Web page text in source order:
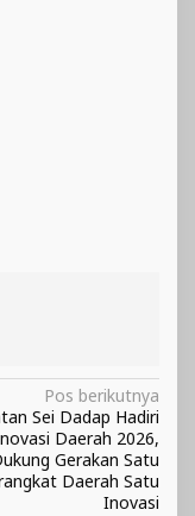
Pos berikutnya
Sei Dadap Hadiri
Daerah 2026,
Gerakan Satu
Daerah Satu
Inovasi